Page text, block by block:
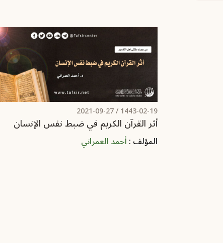
1443-02-19 /
2021-09-27
أثر القرآن الكريم في ضبط نفس الإنسان
المؤلف :أحمد العمراني